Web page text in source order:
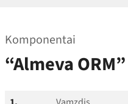
Komponentai
“Almeva ORM”